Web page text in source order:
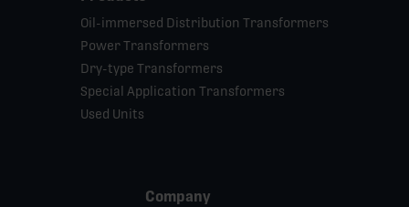
Oil-immersed Distribution Transformers
Power Transformers
Dry-type Transformers
Special Application Transformers
Used Units
Company